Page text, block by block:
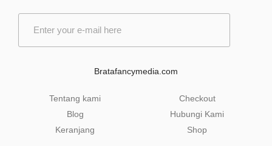
Bratafancymedia.com
Tentang kami
Blog
Keranjang
Checkout
Hubungi Kami
Shop